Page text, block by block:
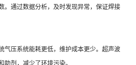
。通过数据分析，及时发现异常，保证焊接
气压系统能耗更低，维护成本更少。超声波
助剂，减少了环境污染。